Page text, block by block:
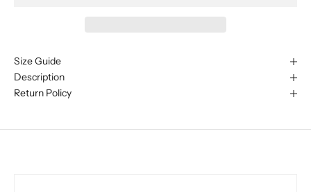
Size Guide
Description
Return Policy